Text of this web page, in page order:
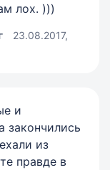
лох. )))
23.08.2017,
и
закончились
из
правде в